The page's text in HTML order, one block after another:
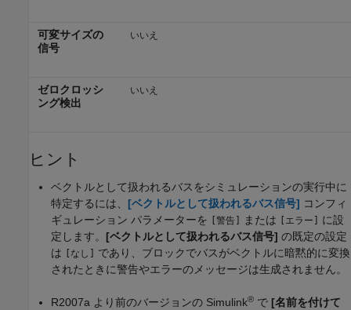
可変サイズの
信号
いいえ
ゼロクロッシ
ング検出
いいえ
ヒント
ベクトルとして扱われるバスをシミュレーションの実行中に
特定するには、 [ベクトルとして扱われるバス信号] コンフィ
ギュレーション パラメーターを
[警告] または [エラー]
に設
定します。 [ベクトルとして扱われるバス信号] の既定の設定
は
[なし]
であり、ブロックでバスがベクトルに暗黙的に変換
されたときに警告やエラーのメッセージは生成されません。
R2007a より前のバージョンの Simulink® で [名前を付けて